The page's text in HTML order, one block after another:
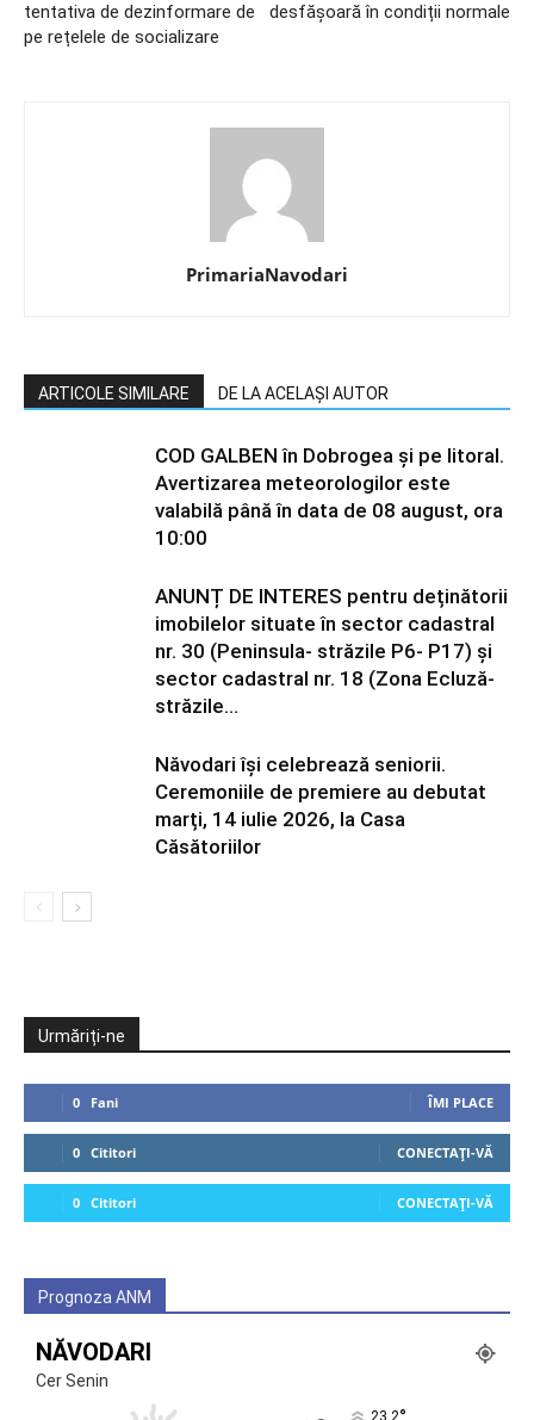
tentativa de dezinformare de
pe rețelele de socializare
desfășoară în condiții normale
PrimariaNavodari
ARTICOLE SIMILARE DE LA ACELAȘI AUTOR
COD GALBEN în Dobrogea și pe litoral.
Avertizarea meteorologilor este
valabilă până în data de 08 august, ora
10:00
ANUNȚ DE INTERES pentru deținătorii
imobilelor situate în sector cadastral
nr. 30 (Peninsula- străzile P6- P17) și
sector cadastral nr. 18 (Zona Ecluză-
străzile...
Năvodari își celebrează seniorii.
Ceremoniile de premiere au debutat
marți, 14 iulie 2026, la Casa
Căsătoriilor
Urmăriți-ne
0 Fani ÎMI PLACE
0 Cititori CONECTAȚI-VĂ
0 Cititori CONECTAȚI-VĂ
Prognoza ANM
NĂVODARI
Cer Senin
23.2